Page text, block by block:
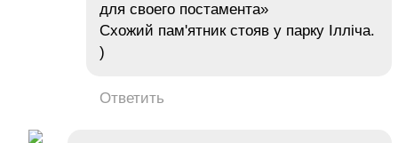
для своего постамента»
Схожий пам'ятник стояв у парку Ілліча.
)
Ответить